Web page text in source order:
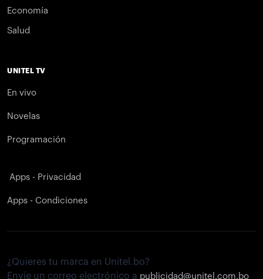
Economía
Salud
UNITEL TV
En vivo
Novelas
Programación
Apps - Privacidad
Apps - Condiciones
¿Quieres tu marca en Unitel.bo?
Envíe un correo electrónico a publicidad@unitel.com.bo